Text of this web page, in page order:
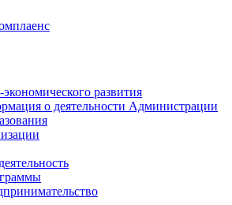
развития
о деятельности Администрации